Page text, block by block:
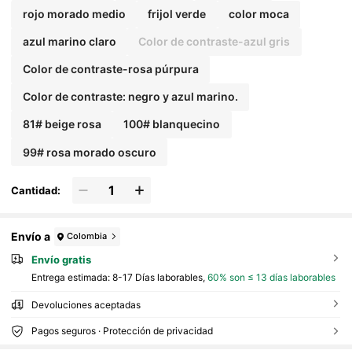
rojo morado medio frijol verde color moca
azul marino claro Color de contraste-azul gris
Color de contraste-rosa púrpura
Color de contraste: negro y azul marino.
81# beige rosa 100# blanquecino
99# rosa morado oscuro
Cantidad:
Envío a Colombia
Envío gratis
Entrega estimada: 8-17 Días laborables, 60% son ≤ 13 días laborables
Devoluciones aceptadas
Pagos seguros · Protección de privacidad